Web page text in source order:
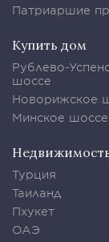
Патриаршие
Купить дом
Рублево-
шоссе
Новорижское
Минское шоссе
Турция
Таиланд
Пхукет
ОАЭ